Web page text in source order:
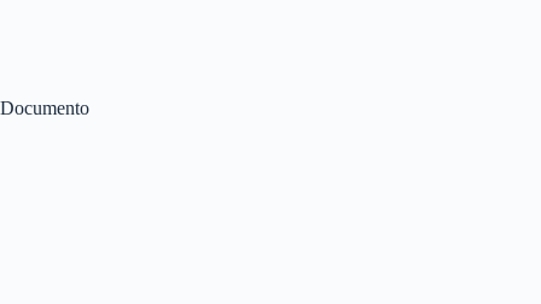
Documento